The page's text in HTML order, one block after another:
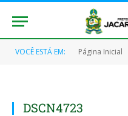
VOCÊ ESTÁ EM: Página Inicial
DSCN4723